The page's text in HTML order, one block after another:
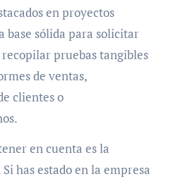
en proyectos
base sólida para solicitar
pruebas tangibles
de ventas,
clientes o
en cuenta es la
has estado en la empresa